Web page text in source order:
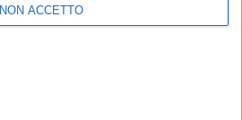
NON ACCETTO
10